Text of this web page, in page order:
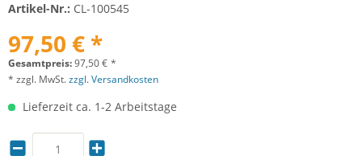
Artikel-Nr.: CL-100545
97,50 € *
Gesamtpreis:97,50€ *
* zzgl. MwSt.zzgl. Versandkosten
Lieferzeit ca. 1-2 Arbeitstage